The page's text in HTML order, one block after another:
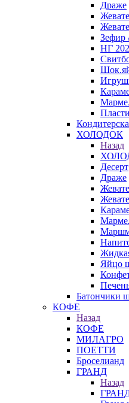
Драже
Зефир
НГ
ХОЛОДОК
Назад
Десерт
Драже
Яйцо
Батончики
КОФЕ
Назад
КОФЕ
МИЛАГРО
ПОЕТТИ
Броселианд
ГРАНД
Назад